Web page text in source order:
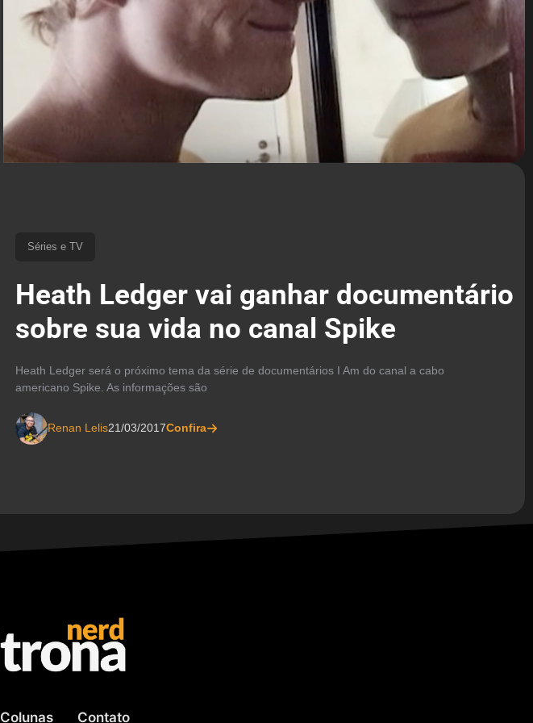
Séries e TV
Heath Ledger vai ganhar documentário
sobre sua vida no canal Spike
Heath Ledger será o próximo tema da série de documentários I Am do canal a cabo
americano Spike. As informações são
Renan Lelis21/03/2017Confira
Colunas Contato